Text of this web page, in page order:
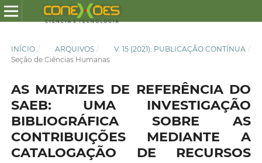
INÍCIO / ARQUIVOS / V. 15 (2021): PUBLICAÇÃO CONTÍNUA /
Seção de Ciências Humanas
AS MATRIZES DE REFERÊNCIA DO
SAEB: UMA INVESTIGAÇÃO
BIBLIOGRÁFICA SOBRE AS
CONTRIBUIÇÕES MEDIANTE A
CATALOGAÇÃO DE RECURSOS